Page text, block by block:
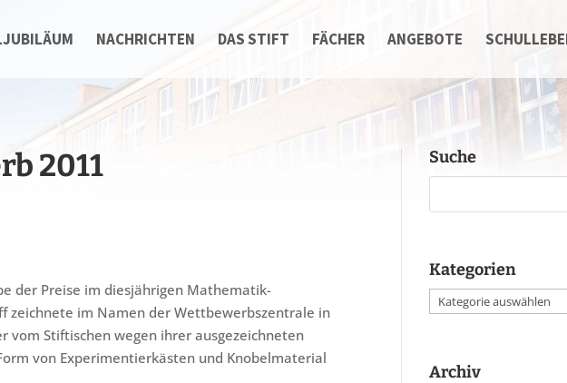
NACHRICHTEN DAS STIFT FÄCHER ANGEBOTE
2011
der Preise im diesjährigen Mathematik-
zeichnete im Namen der Wettbewerbszentrale in
vom Stiftischen wegen ihrer ausgezeichneten
von Experimentierkästen und Knobelmaterial
Suche
Kategorien
Kategorien
Archiv